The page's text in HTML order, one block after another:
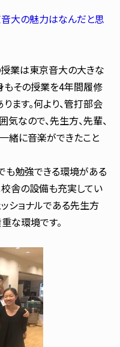
大の魅力はなんだと思
業は東京音大の大きな
もその授業を4年間履修
ます。何より、管打部会
なので、先生方、先輩、
緒に音楽ができたこと
も勉強できる環境がある
校舎の設備も充実してい
ショナルである先生方
な環境です。